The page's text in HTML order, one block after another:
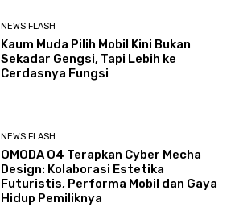
NEWS FLASH
Kaum Muda Pilih Mobil Kini Bukan
Sekadar Gengsi, Tapi Lebih ke
Cerdasnya Fungsi
NEWS FLASH
OMODA O4 Terapkan Cyber Mecha
Design: Kolaborasi Estetika
Futuristis, Performa Mobil dan Gaya
Hidup Pemiliknya